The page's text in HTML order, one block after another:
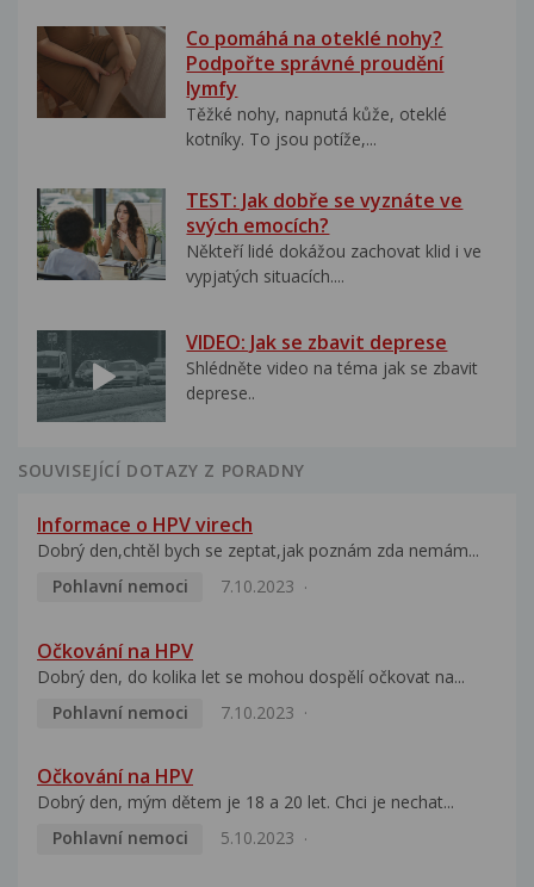
Co pomáhá na oteklé nohy?
Podpořte správné proudění
lymfy
Těžké nohy, napnutá kůže, oteklé
kotníky. To jsou potíže,...
TEST: Jak dobře se vyznáte ve
svých emocích?
Někteří lidé dokážou zachovat klid i ve
vypjatých situacích....
VIDEO: Jak se zbavit deprese
Shlédněte video na téma jak se zbavit
deprese..
SOUVISEJÍCÍ DOTAZY Z PORADNY
Informace o HPV virech
Dobrý den,chtěl bych se zeptat,jak poznám zda nemám...
Pohlavní nemoci
7.10.2023
Očkování na HPV
Dobrý den, do kolika let se mohou dospělí očkovat na...
Pohlavní nemoci
7.10.2023
Očkování na HPV
Dobrý den, mým dětem je 18 a 20 let. Chci je nechat...
Pohlavní nemoci
5.10.2023